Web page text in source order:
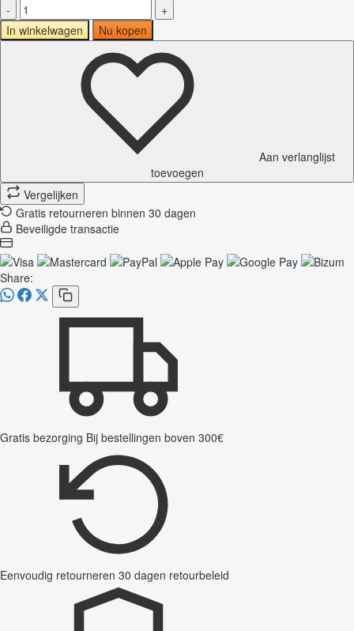
-
+
In winkelwagen
Nu kopen
Aan verlanglijst
toevoegen
Vergelijken
Gratis retourneren binnen 30 dagen
Beveiligde transactie
Share:
Gratis bezorging Bij bestellingen boven 300€
Eenvoudig retourneren 30 dagen retourbeleid